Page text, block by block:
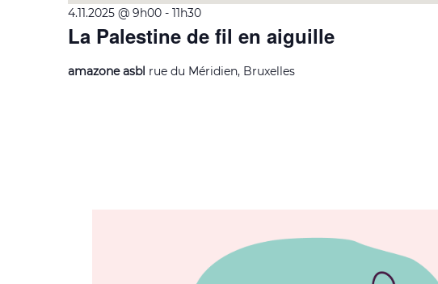
4.11.2025 @ 9h00 - 11h30
La Palestine de fil en aiguille
amazone asbl rue du Méridien, Bruxelles